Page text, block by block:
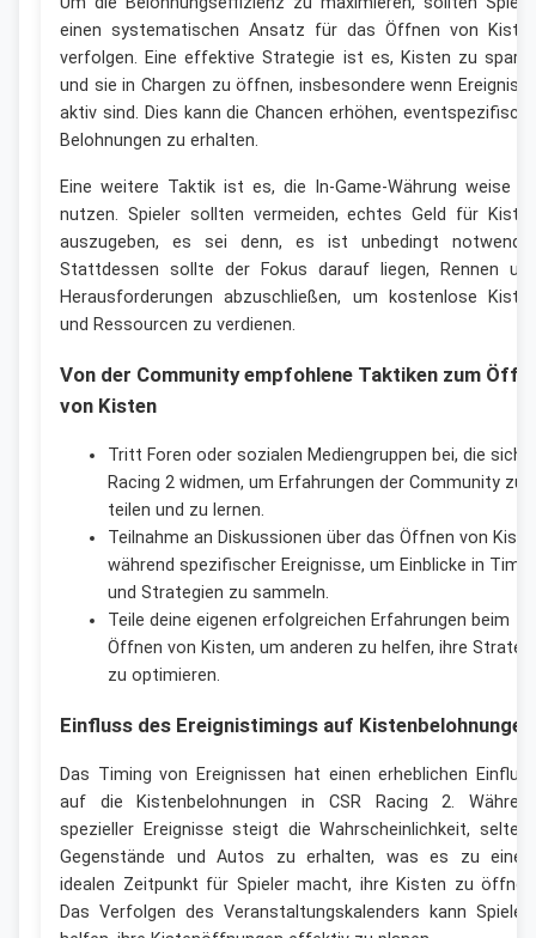
einen systematischen Ansatz für das Öffnen von
verfolgen. Eine effektive Strategie ist es, Kisten zu
und sie in Chargen zu öffnen, insbesondere wenn
aktiv sind. Dies kann die Chancen erhöhen,
Belohnungen zu erhalten.
Eine weitere Taktik ist es, die In-Game-Währung weise
nutzen. Spieler sollten vermeiden, echtes Geld für
auszugeben, es sei denn, es ist unbedingt
Stattdessen sollte der Fokus darauf liegen, Rennen
Herausforderungen abzuschließen, um kostenlose
und Ressourcen zu verdienen.
Von der Community empfohlene Taktiken zum
von Kisten
Tritt Foren oder sozialen Mediengruppen bei, die sich
Racing 2 widmen, um Erfahrungen der Community zu
teilen und zu lernen.
Teilnahme an Diskussionen über das Öffnen von
während spezifischer Ereignisse, um Einblicke in
und Strategien zu sammeln.
Teile deine eigenen erfolgreichen Erfahrungen beim
Öffnen von Kisten, um anderen zu helfen, ihre
zu optimieren.
Einfluss des Ereignistimings auf Kistenbelohnungen
Das Timing von Ereignissen hat einen erheblichen
auf die Kistenbelohnungen in CSR Racing 2.
spezieller Ereignisse steigt die Wahrscheinlichkeit,
Gegenstände und Autos zu erhalten, was es zu
idealen Zeitpunkt für Spieler macht, ihre Kisten zu
Das Verfolgen des Veranstaltungskalenders kann